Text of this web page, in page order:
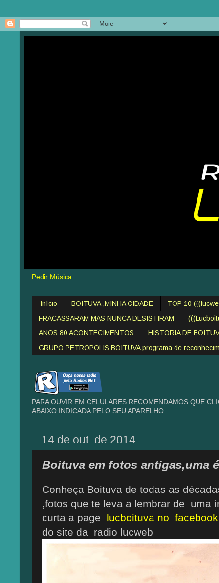
Pedir Música
Início BOITUVA ,MINHA CIDADE
TOP 10
FRACASSARAM MAS NUNCA DESISTIRAM
ANOS 80 ACONTECIMENTOS
HISTORIA DE
GRUPO PETROPOLIS BOITUVA programa de
PARA OUVIR EM CELULARES RECOMENDAMOS QUE
ABAIXO INDICADA PELO SEU APARELHO
14 de out. de 2014
Boituva em fotos antigas,uma
Conheça Boituva de todas as
,fotos que te leva a lembrar de
curta a page lucboituva no facebook
do site da radio lucweb